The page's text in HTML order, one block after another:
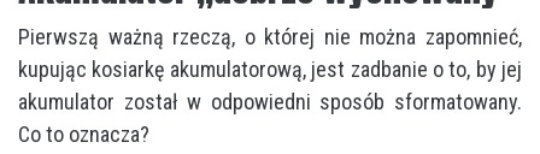
Pierwszą ważną rzeczą, o której nie można zapomnieć,
kupując kosiarkę akumulatorową, jest zadbanie o to, by jej
akumulator został w odpowiedni sposób sformatowany.
Co to oznacza?